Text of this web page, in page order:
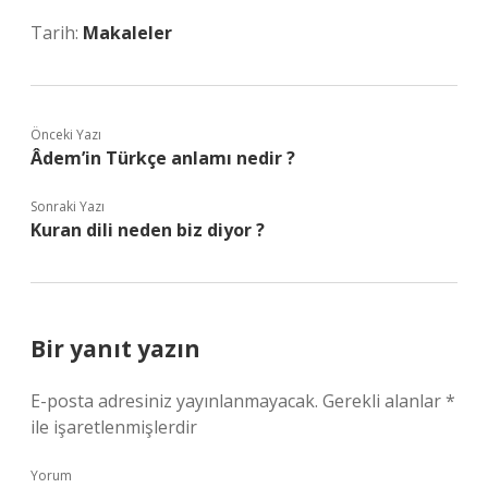
Tarih: Makaleler
Önceki Yazı
Âdem’in Türkçe anlamı nedir ?
Sonraki Yazı
Kuran dili neden biz diyor ?
Bir yanıt yazın
E-posta adresiniz yayınlanmayacak. Gerekli alanlar*
ile işaretlenmişlerdir
Yorum